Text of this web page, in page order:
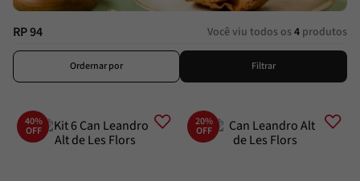
RP 94 Você viu todos os4 produtos
Ordernar por Filtrar
40%
OFF
20%
OFF
8º Alcachofra
9
10ºTrufa